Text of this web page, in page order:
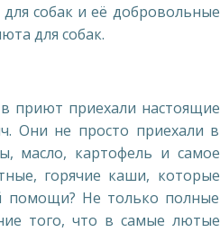
собак и её добровольные
для собак.
приют приехали настоящие
Они не просто приехали в
масло, картофель и самое
горячие каши, которые
помощи? Не только полные
того, что в самые лютые